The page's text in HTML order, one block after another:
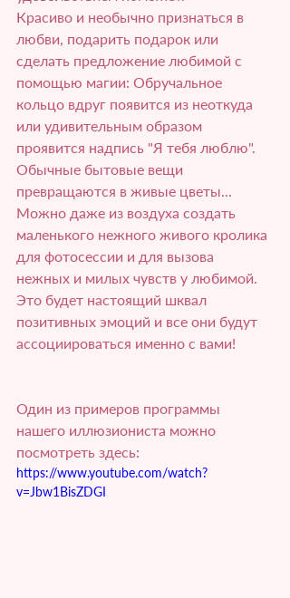
Красиво и необычно признаться в
любви, подарить подарок или
сделать предложение любимой с
помощью магии: Обручальное
кольцо вдруг появится из неоткуда
или удивительным образом
проявится надпись "Я тебя люблю".
Обычные бытовые вещи
превращаются в живые цветы...
Можно даже из воздуха создать
маленького нежного живого кролика
для фотосессии и для вызова
нежных и милых чувств у любимой.
Это будет настоящий шквал
позитивных эмоций и все они будут
ассоциироваться именно с вами!
Один из примеров программы
нашего иллюзиониста можно
посмотреть здесь:
https://www.youtube.com/watch?
v=Jbw1BisZDGI